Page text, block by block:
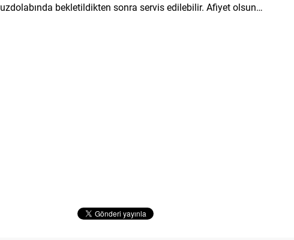
bekletildikten sonra servis edilebilir. Afiyet olsun…